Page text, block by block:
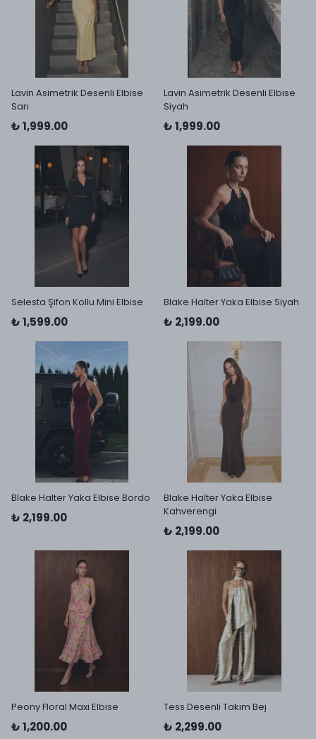
Lavin Asimetrik Desenli Elbise
Sarı
₺ 1,999.00
Lavin Asimetrik Desenli Elbise
Siyah
₺ 1,999.00
Selesta Şifon Kollu Mini Elbise
₺ 1,599.00
Blake Halter Yaka Elbise Siyah
₺ 2,199.00
Blake Halter Yaka Elbise Bordo
₺ 2,199.00
Blake Halter Yaka Elbise
Kahverengi
₺ 2,199.00
Peony Floral Maxi Elbise
₺ 1,200.00
Tess Desenli Takım Bej
₺ 2,299.00